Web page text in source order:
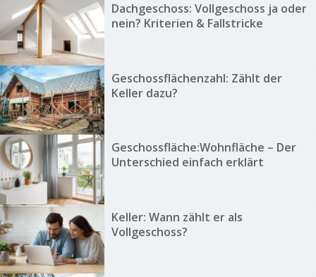
Dachgeschoss: Vollgeschoss ja oder
nein? Kriterien & Fallstricke
Geschossflächenzahl: Zählt der
Keller dazu?
Geschossfläche:Wohnfläche – Der
Unterschied einfach erklärt
Keller: Wann zählt er als
Vollgeschoss?